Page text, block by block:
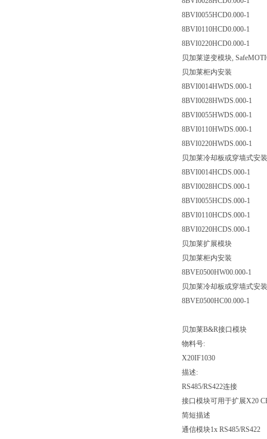
8BVI0055HCD0.000-1
8BVI0110HCD0.000-1
8BVI0220HCD0.000-1
贝加莱逆变模块,
贝加莱柜内安装
8BVI0014HWDS.000-1
8BVI0028HWDS.000-1
8BVI0055HWDS.000-1
8BVI0110HWDS.000-1
8BVI0220HWDS.000-1
贝加莱冷却板或穿墙式安装
8BVI0014HCDS.000-1
8BVI0028HCDS.000-1
8BVI0055HCDS.000-1
8BVI0110HCDS.000-1
8BVI0220HCDS.000-1
贝加莱扩展模块
贝加莱柜内安装
8BVE0500HW00.000-1
贝加莱冷却板或穿墙式安装
8BVE0500HC00.000-1
贝加莱B&R接口模块
物料号:
X20IF1030
描述:
RS485/RS422连接
接口模块可用于扩展X20
简短描述
通信模块1x RS485/RS422